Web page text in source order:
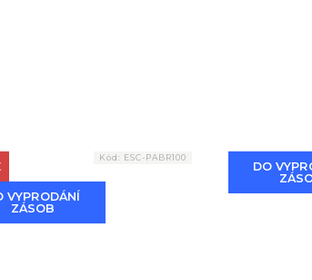
VYPRODÁNÍ
ZÁSOB
Kód: ESC-PABR100
DO